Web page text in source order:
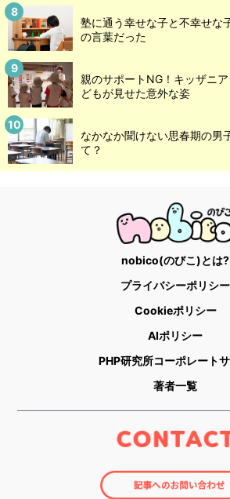
塾に通う幸せな子と不幸せな
の言葉だった
親のサポートNG！キッザニ
どもが見せた意外な姿
なかなか聞けない思春期の男
て？
nobico(のびこ)とは?
プライバシーポリシー
Cookieポリシー
AIポリシー
PHP研究所コーポレート
著者一覧